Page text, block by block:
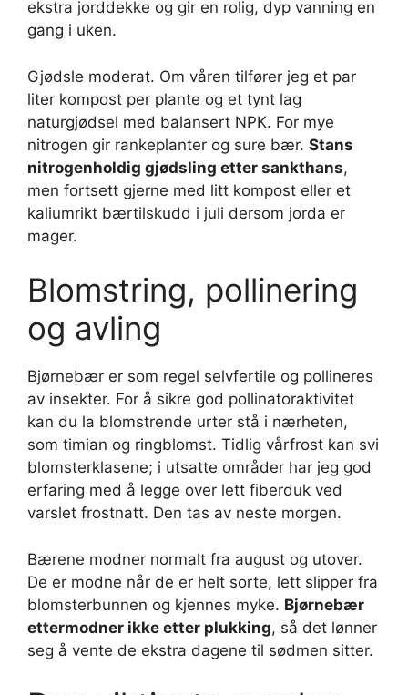
ekstra jorddekke og gir en rolig, dyp vanning en
gang i uken.
Gjødsle moderat. Om våren tilfører jeg et par
liter kompost per plante og et tynt lag
naturgjødsel med balansert NPK. For mye
nitrogen gir rankeplanter og sure bær. Stans
nitrogenholdig gjødsling etter sankthans,
men fortsett gjerne med litt kompost eller et
kaliumrikt bærtilskudd i juli dersom jorda er
mager.
Blomstring, pollinering
og avling
Bjørnebær er som regel selvfertile og pollineres
av insekter. For å sikre god pollinatoraktivitet
kan du la blomstrende urter stå i nærheten,
som timian og ringblomst. Tidlig vårfrost kan svi
blomsterklasene; i utsatte områder har jeg god
erfaring med å legge over lett fiberduk ved
varslet frostnatt. Den tas av neste morgen.
Bærene modner normalt fra august og utover.
De er modne når de er helt sorte, lett slipper fra
blomsterbunnen og kjennes myke. Bjørnebær
ettermodner ikke etter plukking, så det lønner
seg å vente de ekstra dagene til sødmen sitter.